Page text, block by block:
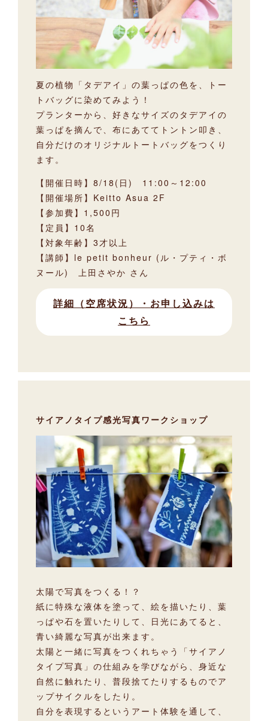
夏の植物「タデアイ」の葉っぱの色を、トー
トバッグに染めてみよう！
プランターから、好きなサイズのタデアイの
葉っぱを摘んで、布にあててトントン叩き、
自分だけのオリジナルトートバッグをつくり
ます。
【開催日時】8/18(日) 11:00～12:00
【開催場所】Keitto Asua 2F
【参加費】1,500円
【定員】10名
【対象年齢】3才以上
【講師】le petit bonheur (ル・プティ・ボ
ヌール) 上田さやか さん
詳細（空席状況）・お申し込みは
こちら
サイアノタイプ感光写真ワークショップ
太陽で写真をつくる！？
紙に特殊な液体を塗って、絵を描いたり、葉
っぱや石を置いたりして、日光にあてると、
青い綺麗な写真が出来ます。
太陽と一緒に写真をつくれちゃう「サイアノ
タイプ写真」の仕組みを学びながら、身近な
自然に触れたり、普段捨てたりするものでア
ップサイクルをしたり。
自分を表現するというアート体験を通して、